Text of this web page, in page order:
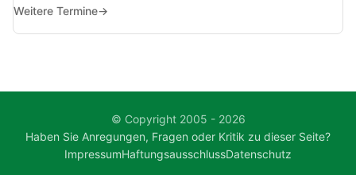
Weitere Termine→
© Copyright 2005 - 2026
Haben Sie Anregungen, Fragen oder Kritik zu dieser Seite?
ImpressumHaftungsausschlussDatenschutz